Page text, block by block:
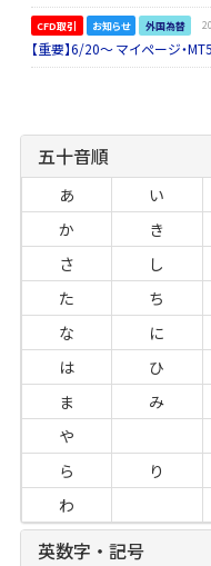
CFD取引 お知らせ 外国為替
【重要】6/20～ マイページ・
五十音順
あ い
か
き
さ
し
た
ち
な
に
は
ひ
ま
み
や
ら
り
わ
英数字・記号